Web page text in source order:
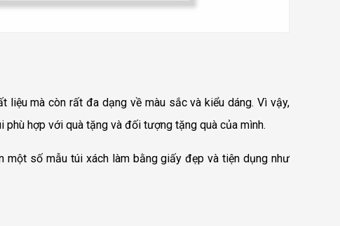
mà còn rất đa dạng về màu sắc và kiểu dáng. Vì vậy,
hợp với quà tặng và đối tượng tặng quà của mình.
một số mẫu túi xách làm bằng giấy đẹp và tiện dụng như